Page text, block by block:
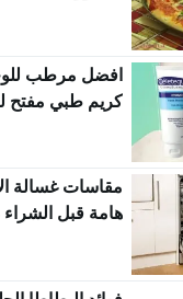
افضل مرطب
كريم طبي مفتح
مقاسات غسالة
هامة قبل الشراء 2023